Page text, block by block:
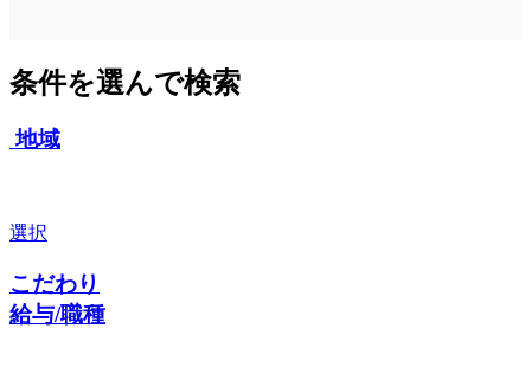
条件を選んで検索
地域
選択
こだわり
給与/職種